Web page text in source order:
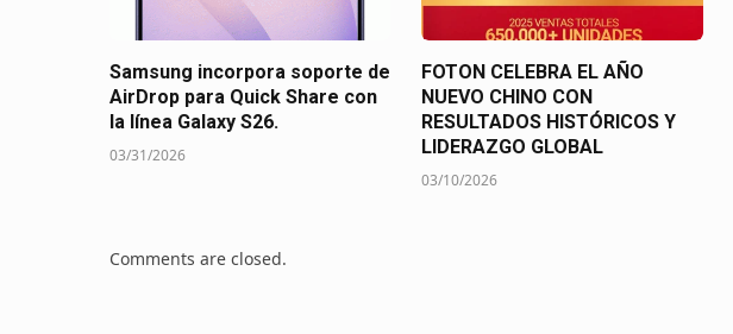
Samsung incorpora soporte de
AirDrop para Quick Share con
la línea Galaxy S26.
03/31/2026
FOTON CELEBRA EL AÑO
NUEVO CHINO CON
RESULTADOS HISTÓRICOS Y
LIDERAZGO GLOBAL
03/10/2026
Comments are closed.